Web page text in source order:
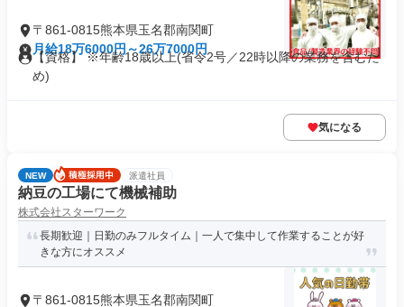
〒861-0815熊本県玉名郡南関町
月給18万6000円～26万7000円
【資格】 ※年齢18歳以上(省令2号／22時以降の業務を含むた
め)
気になる
NEW 派遣社員
納豆の工場にて機械補助
株式会社スターワーク
長期歓迎｜日勤のみフルタイム｜一人で集中して作業することが好
きな方にオススメ
〒861-0815熊本県玉名郡南関町